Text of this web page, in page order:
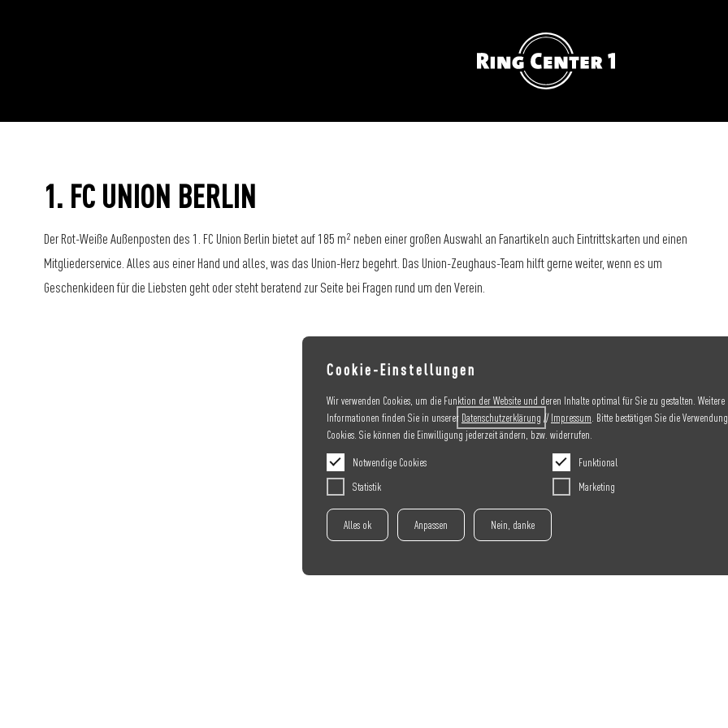
Cookie-Einstellungen
Wir verwenden Cookies, um die Funktion der Website und deren Inhalte optimal für Sie zu gestalten. Weitere
Informationen finden Sie in unserer Datenschutzerklärung //Impressum . Bitte bestätigen Sie die
Cookies. Sie können die Einwilligung jederzeit ändern, bzw. widerrufen.
Notwendige Cookies
Funktional
Statistik
Marketing
Alles ok Anpassen Nein, danke
1. FC UNION BERLIN
Der Rot-Weiße Außenposten des 1. FC Union Berlin bietet auf 185 m² neben einer großen Auswahl an Fanartikeln auch Eintrittskarten und einen
Mitgliederservice. Alles aus einer Hand und alles, was das Union-Herz begehrt. Das Union-Zeughaus-Team hilft gerne weiter, wenn es um
Geschenkideen für die Liebsten geht oder steht beratend zur Seite bei Fragen rund um den Verein.